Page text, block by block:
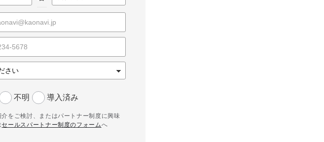
不明 導入済み
をご検討、またはパートナー制度に興味
セールスパートナー制度のフォームへ